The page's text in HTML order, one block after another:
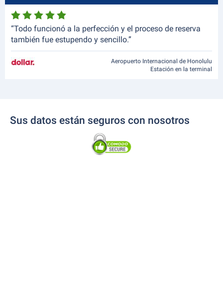
“Todo funcionó a la perfección y el proceso de reserva
también fue estupendo y sencillo.”
Aeropuerto Internacional de Honolulu
Estación en la terminal
Sus datos están seguros con nosotros